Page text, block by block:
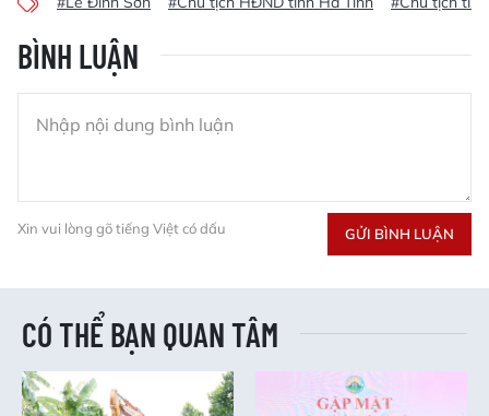
BÌNH LUẬN
Xin vui lòng gõ tiếng Việt có dấu GỬI BÌNH LUẬN
CÓ THỂ BẠN QUAN TÂM